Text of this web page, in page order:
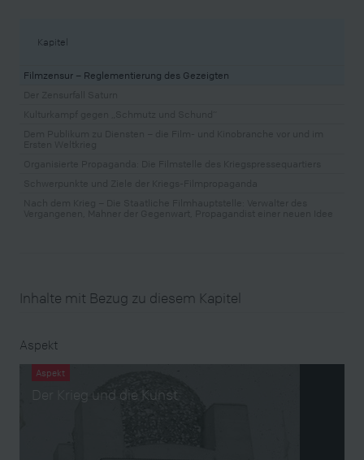
Kapitel
Filmzensur – Reglementierung des Gezeigten
Inhalte mit Bezug zu diesem Kapitel
Aspekt
Aspekt
Der Krieg und die Kunst